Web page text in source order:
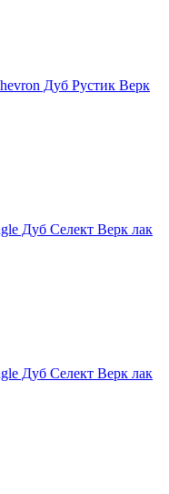
Дуб Рустик Верк
Дуб Селект Верк лак
Дуб Селект Верк лак